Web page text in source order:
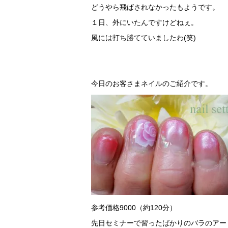
どうやら飛ばされなかったもようです。
１日、外にいたんですけどねぇ。
風には打ち勝てていましたわ(笑)
今日のお客さまネイルのご紹介です。
参考価格9000（約120分）
先日セミナーで習ったばかりのバラのアー